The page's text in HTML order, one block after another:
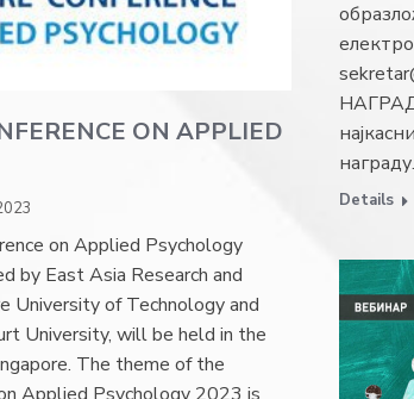
Details
ON APPLIED
on Applied Psychology
by East Asia Research and
University of Technology and
University, will be held in the
The theme of the